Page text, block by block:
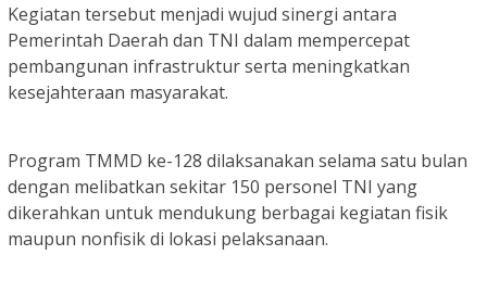
Kegiatan tersebut menjadi wujud sinergi antara
Pemerintah Daerah dan TNI dalam mempercepat
pembangunan infrastruktur serta meningkatkan
kesejahteraan masyarakat.
Program TMMD ke-128 dilaksanakan selama satu bulan
dengan melibatkan sekitar 150 personel TNI yang
dikerahkan untuk mendukung berbagai kegiatan fisik
maupun nonfisik di lokasi pelaksanaan.